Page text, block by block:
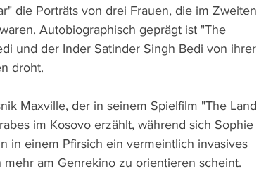
die Porträts von drei Frauen, die im Zweiten
Autobiographisch geprägt ist "The
und der Inder Satinder Singh Bedi von ihrer
droht.
Maxville, der in seinem Spielfilm "The Land
im Kosovo erzählt, während sich Sophie
in einem Pfirsich ein vermeintlich invasives
am Genrekino zu orientieren scheint.